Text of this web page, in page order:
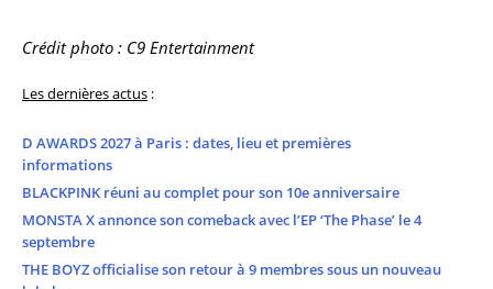
Crédit photo : C9 Entertainment
Les dernières actus :
D AWARDS 2027 à Paris : dates, lieu et premières
informations
BLACKPINK réuni au complet pour son 10e anniversaire
MONSTA X annonce son comeback avec l’EP ‘The Phase’ le 4
septembre
THE BOYZ officialise son retour à 9 membres sous un nouveau